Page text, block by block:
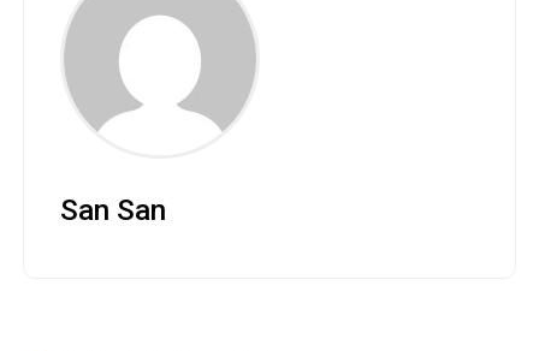
San San